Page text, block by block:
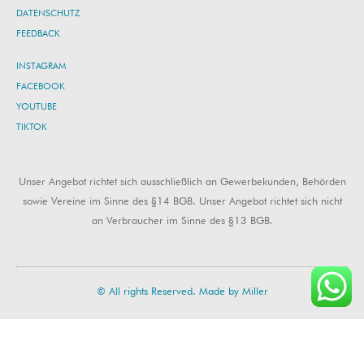
DATENSCHUTZ
FEEDBACK
INSTAGRAM
FACEBOOK
YOUTUBE
TIKTOK
Unser Angebot richtet sich ausschließlich an Gewerbekunden, Behörden
sowie Vereine im Sinne des §14 BGB. Unser Angebot richtet sich nicht
an Verbraucher im Sinne des §13 BGB.
© All rights Reserved. Made by Miller